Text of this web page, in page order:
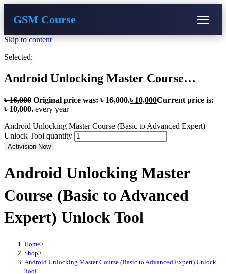
GSM Course
Skip to content
Selected:
Android Unlocking Master Course…
৳16,000 Original price was: ৳ 16,000.৳ 10,000Current price is:
৳ 10,000. every year
Android Unlocking Master Course (Basic to Advanced Expert)
Unlock Tool quantity
Activision Now
Android Unlocking Master
Course (Basic to Advanced
Expert) Unlock Tool
Home>
Shop>
Android Unlocking Master Course (Basic to Advanced Expert) Unlock
Tool